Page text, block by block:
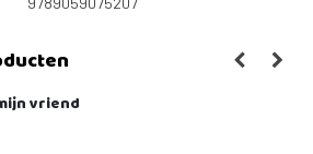
vriend